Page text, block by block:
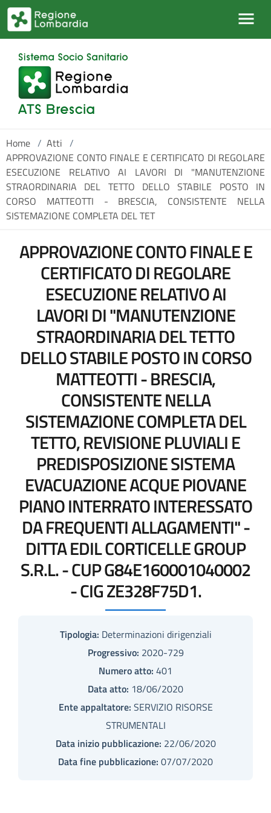
Salta al contenuto principale
Home / Atti /
APPROVAZIONE CONTO FINALE E CERTIFICATO DI REGOLARE
ESECUZIONE RELATIVO AI LAVORI DI "MANUTENZIONE
STRAORDINARIA DEL TETTO DELLO STABILE POSTO IN
CORSO MATTEOTTI - BRESCIA, CONSISTENTE NELLA
SISTEMAZIONE COMPLETA DEL TET
APPROVAZIONE CONTO FINALE E
CERTIFICATO DI REGOLARE
ESECUZIONE RELATIVO AI
LAVORI DI "MANUTENZIONE
STRAORDINARIA DEL TETTO
DELLO STABILE POSTO IN CORSO
MATTEOTTI - BRESCIA,
CONSISTENTE NELLA
SISTEMAZIONE COMPLETA DEL
TETTO, REVISIONE PLUVIALI E
PREDISPOSIZIONE SISTEMA
EVACUAZIONE ACQUE PIOVANE
PIANO INTERRATO INTERESSATO
DA FREQUENTI ALLAGAMENTI" -
DITTA EDIL CORTICELLE GROUP
S.R.L. - CUP G84E160001040002
- CIG ZE328F75D1.
Tipologia: Determinazioni dirigenziali
Progressivo: 2020-729
Numero atto: 401
Data atto: 18/06/2020
Ente appaltatore: SERVIZIO RISORSE
STRUMENTALI
Data inizio pubblicazione: 22/06/2020
Data fine pubblicazione: 07/07/2020